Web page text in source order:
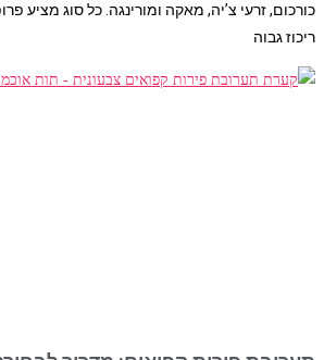
כורכום, זרעי צ’יה, מאקה ומורינגה. כל סוג מציע
ריכוז גבוה